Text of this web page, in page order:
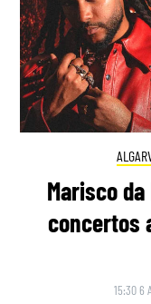
Marisco
concertos
15:30 6